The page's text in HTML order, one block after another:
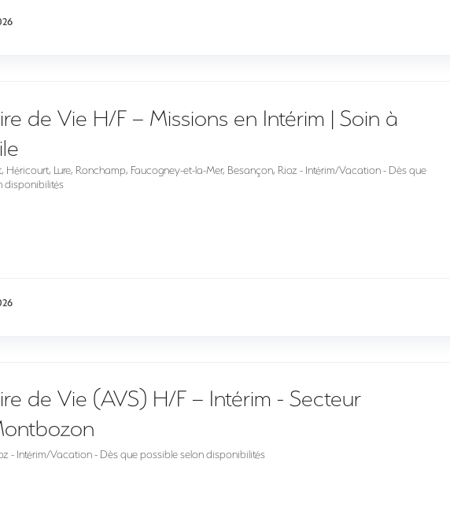
de Vie H/F – Missions en Intérim | Soin à
Héricourt, Lure, Ronchamp, Faucogney-et-la-Mer, Besançon, Rioz - Intérim/Vacation - Dès que
disponibilités
de Vie (AVS) H/F – Intérim - Secteur
- Intérim/Vacation - Dès que possible selon disponibilités